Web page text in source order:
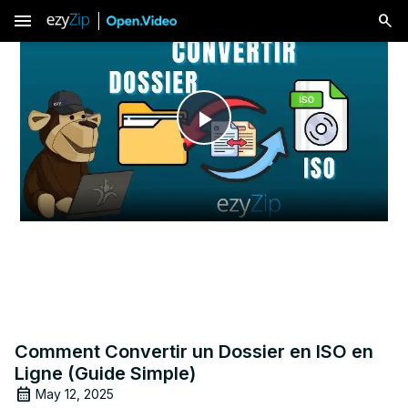
menu
Play
Video
Comment Convertir un Dossier en ISO en
Ligne (Guide Simple)
May 12, 2025